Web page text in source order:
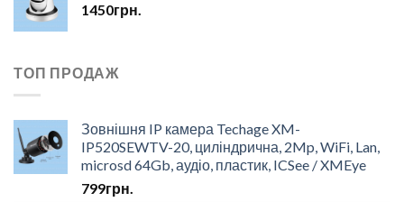
1450грн.
ТОП ПРОДАЖ
Зовнішня IP камера Techage XM-
IP520SEWTV-20, циліндрична, 2Mp, WiFi, Lan,
microsd 64Gb, аудіо, пластик, ICSee / XMEye
799грн.